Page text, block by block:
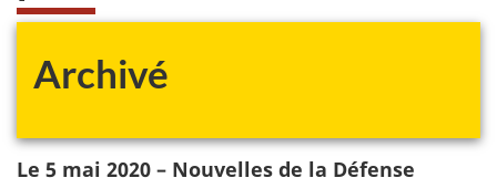
Archivé
Le 5 mai 2020 – Nouvelles de la Défense